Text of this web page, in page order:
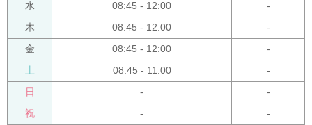
水 08:45 - 12:00 -
木 08:45 - 12:00 -
金 08:45 - 12:00 -
土 08:45 - 11:00 -
日 - -
祝 - -